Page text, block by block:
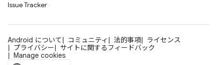
Issue Tracker
Android について コミュニティ 法的事項
ライセンス
プライバシー
サイトに関するフィードバック
Manage cookies